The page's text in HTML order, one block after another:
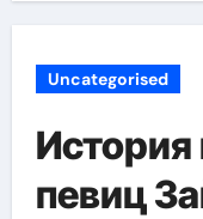
Uncategorised
певиц